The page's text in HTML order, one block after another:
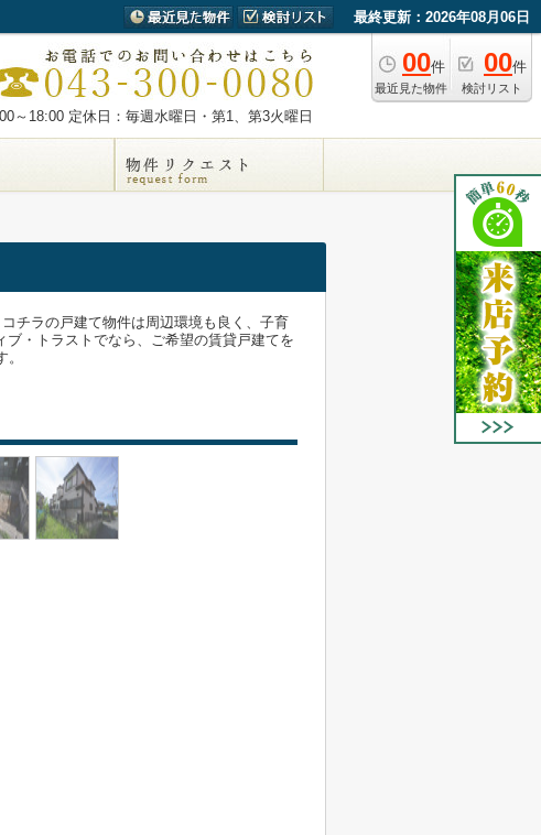
最終更新：2026年08月06日
00件
最近見た物件
00件
検討リスト
～18:00 定休日：毎週水曜日・第1、第3火曜日
チラの戸建て物件は周辺環境も良く、子育
・トラストでなら、ご希望の賃貸戸建てを